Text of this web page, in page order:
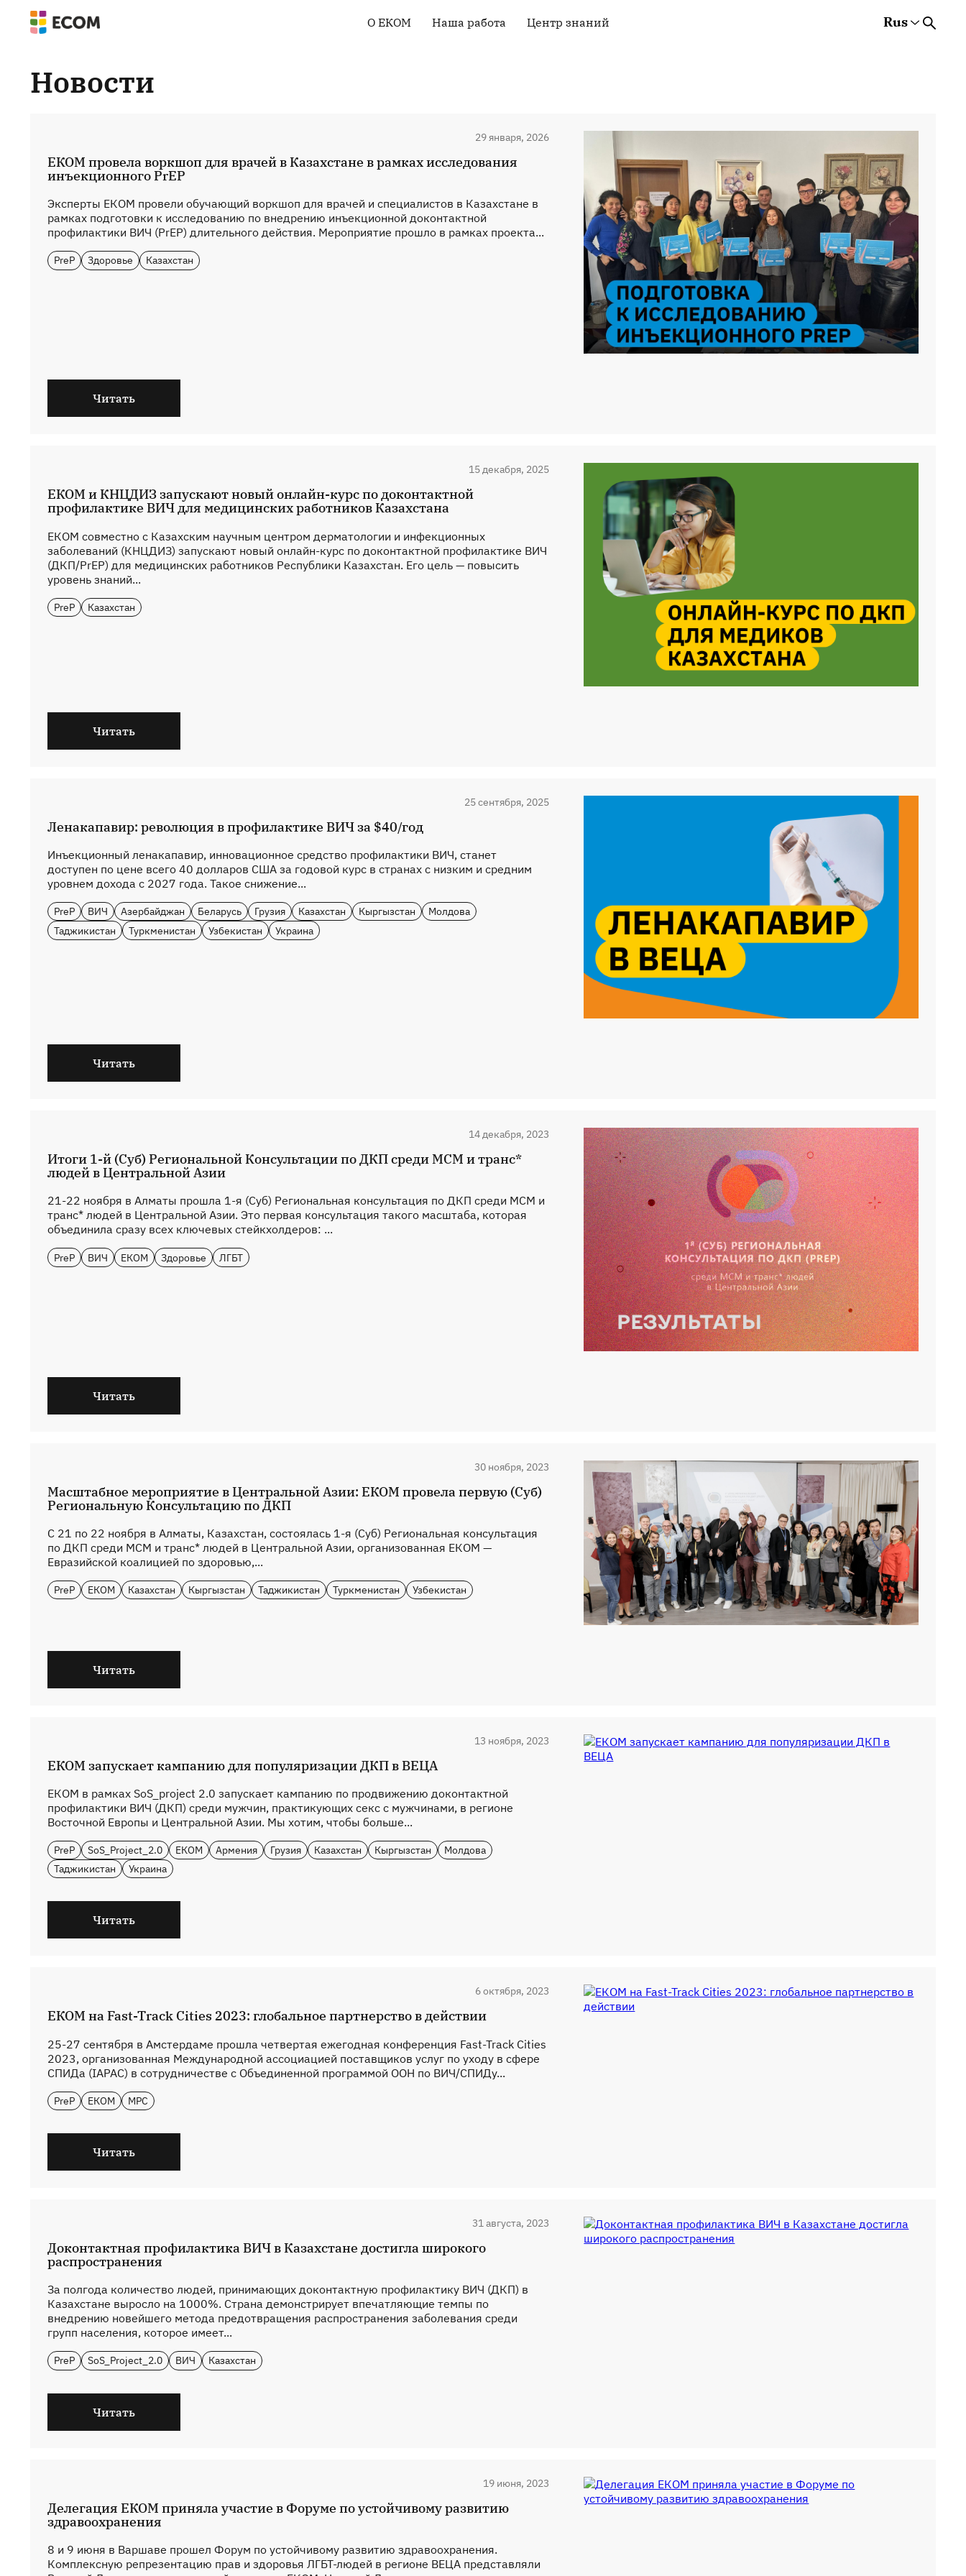
О EКOM
Тендеры и вакансии
Наша работа
Техническая помощь
Кампания “Everybody
Центр знаний
Rus
Новости
29 января, 2026
ЕКОМ провела воркшоп для врачей в Казахстане в рамках исследования
инъекционного PrEP
Эксперты ЕКОМ провели обучающий воркшоп для врачей и специалистов в Казахстане в
рамках подготовки к исследованию по внедрению инъекционной доконтактной
профилактики ВИЧ (PrEP) длительного действия. Мероприятие прошло в рамках проекта...
PreP Здоровье Казахстан
Читать
15 декабря, 2025
ЕКОМ и КНЦДИЗ запускают новый онлайн-курс по доконтактной
профилактике ВИЧ для медицинских работников Казахстана
ЕКОМ совместно с Казахским научным центром дерматологии и инфекционных
заболеваний (КНЦДИЗ) запускают новый онлайн-курс по доконтактной профилактике ВИЧ
(ДКП/PrEP) для медицинских работников Республики Казахстан. Его цель — повысить
уровень знаний...
PreP Казахстан
Читать
25 сентября, 2025
Ленакапавир: революция в профилактике ВИЧ за $40/год
Инъекционный ленакапавир, инновационное средство профилактики ВИЧ, станет
доступен по цене всего 40 долларов США за годовой курс в странах с низким и средним
уровнем дохода с 2027 года. Такое снижение...
PreP ВИЧ Азербайджан Беларусь Грузия Казахстан Кыргызстан
Молдова
Таджикистан
Туркменистан Узбекистан Украина
Читать
14 декабря, 2023
Итоги 1-й (Суб) Региональной Консультации по ДКП среди МСМ и транс*
людей в Центральной Азии
21-22 ноября в Алматы прошла 1-я (Суб) Региональная консультация по ДКП среди МСМ и
транс* людей в Центральной Азии. Это первая консультация такого масштаба, которая
объединила сразу всех ключевых стейкхолдеров: ...
PreP ВИЧ ЕКОМ Здоровье ЛГБТ
Читать
30 ноября, 2023
Масштабное мероприятие в Центральной Азии: ЕКОМ провела первую (Суб)
Региональную Консультацию по ДКП
С 21 по 22 ноября в Алматы, Казахстан, состоялась 1-я (Суб) Региональная консультация
по ДКП среди МСМ и транс* людей в Центральной Азии, организованная ЕКОМ —
Евразийской коалицией по здоровью,...
PreP ЕКОМ Казахстан Кыргызстан Таджикистан Туркменистан Узбекистан
Читать
13 ноября, 2023
ЕКОМ запускает кампанию для популяризации ДКП в ВЕЦА
ЕКОМ в рамках SoS_project 2.0 запускает кампанию по продвижению доконтактной
профилактики ВИЧ (ДКП) среди мужчин, практикующих секс с мужчинами, в регионе
Восточной Европы и Центральной Азии. Мы хотим, чтобы больше...
PreP SoS_Project_2.0 ЕКОМ Армения Грузия Казахстан Кыргызстан
Молдова
Таджикистан
Украина
Читать
6 октября, 2023
ЕКОМ на Fast-Track Cities 2023: глобальное партнерство в действии
25-27 сентября в Амстердаме прошла четвертая ежегодная конференция Fast-Track Cities
2023, организованная Международной ассоциацией поставщиков услуг по уходу в сфере
СПИДа (IAPAC) в сотрудничестве с Объединенной программой ООН по ВИЧ/СПИДу...
PreP ЕКОМ МРС
Читать
31 августа, 2023
Доконтактная профилактика ВИЧ в Казахстане достигла широкого
распространения
За полгода количество людей, принимающих доконтактную профилактику ВИЧ (ДКП) в
Казахстане выросло на 1000%. Страна демонстрирует впечатляющие темпы по
внедрению новейшего метода предотвращения распространения заболевания среди
групп населения, которое имеет...
PreP SoS_Project_2.0 ВИЧ Казахстан
Читать
19 июня, 2023
Делегация ЕКОМ приняла участие в Форуме по устойчивому развитию
здравоохранения
8 и 9 июня в Варшаве прошел Форум по устойчивому развитию здравоохранения.
Комплексную репрезентацию прав и здоровья ЛГБТ-людей в регионе ВЕЦА представляли